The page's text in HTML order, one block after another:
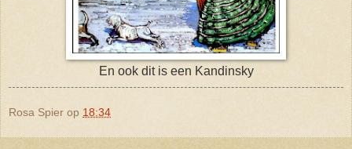
En ook dit is een Kandinsky
Rosa Spier op 18:34